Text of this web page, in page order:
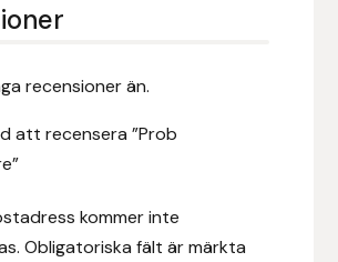
recensioner än.
att recensera ”Prob
kommer inte
Obligatoriska fält är märkta